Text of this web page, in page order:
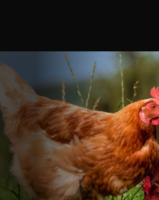
Mes favoris